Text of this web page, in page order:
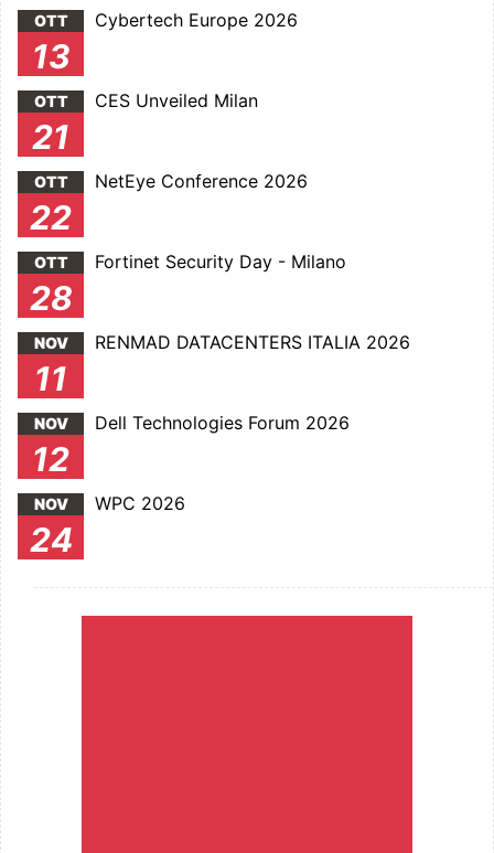
OTT
13
Cybertech Europe 2026
OTT
21
CES Unveiled Milan
OTT
22
NetEye Conference 2026
OTT
28
Fortinet Security Day - Milano
NOV
11
RENMAD DATACENTERS ITALIA 2026
NOV
12
Dell Technologies Forum 2026
NOV
24
WPC 2026